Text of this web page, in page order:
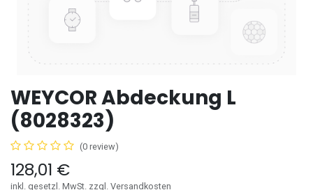
WEYCOR Abdeckung L
(8028323)
(0 review)
128,01 €
inkl. gesetzl. MwSt. zzgl. Versandkosten